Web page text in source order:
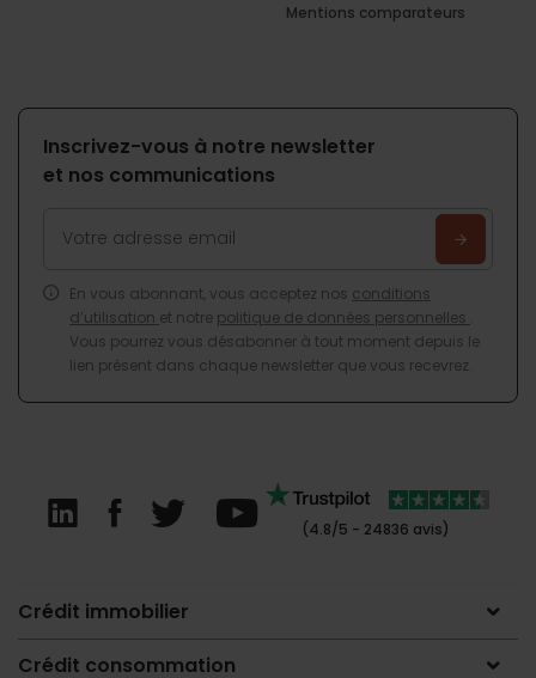
Mentions comparateurs
Inscrivez-vous à notre newsletter
et nos communications
En vous abonnant, vous acceptez nos conditions
d’utilisation et notre politique de données personnelles
Vous pourrez vous désabonner à tout moment depuis le
lien présent dans chaque newsletter que vous recevrez.
(4.8/5 - 24836 avis)
Crédit immobilier
Crédit consommation